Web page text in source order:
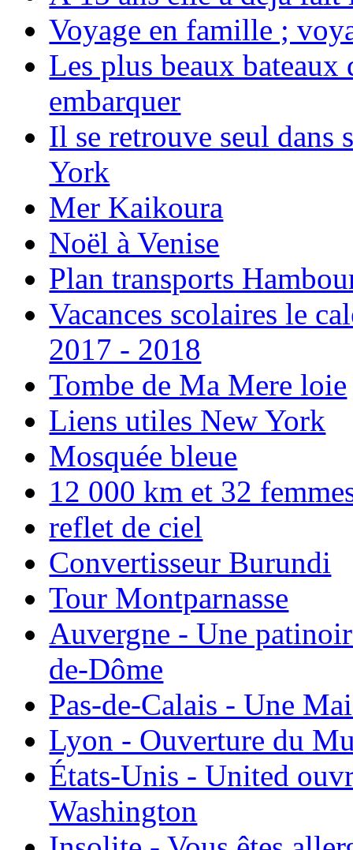
Voyage en famille ;
Les plus beaux bateaux
embarquer
Il se retrouve seul dans
York
Mer Kaikoura
Noël à Venise
Plan transports
Vacances scolaires le
2017 - 2018
Tombe de Ma Mere loie
Liens utiles New York
Mosquée bleue
12 000 km et 32
reflet de ciel
Convertisseur Burundi
Tour Montparnasse
Auvergne - Une
de-Dôme
Pas-de-Calais - Une
Lyon - Ouverture du
États-Unis - United
Washington